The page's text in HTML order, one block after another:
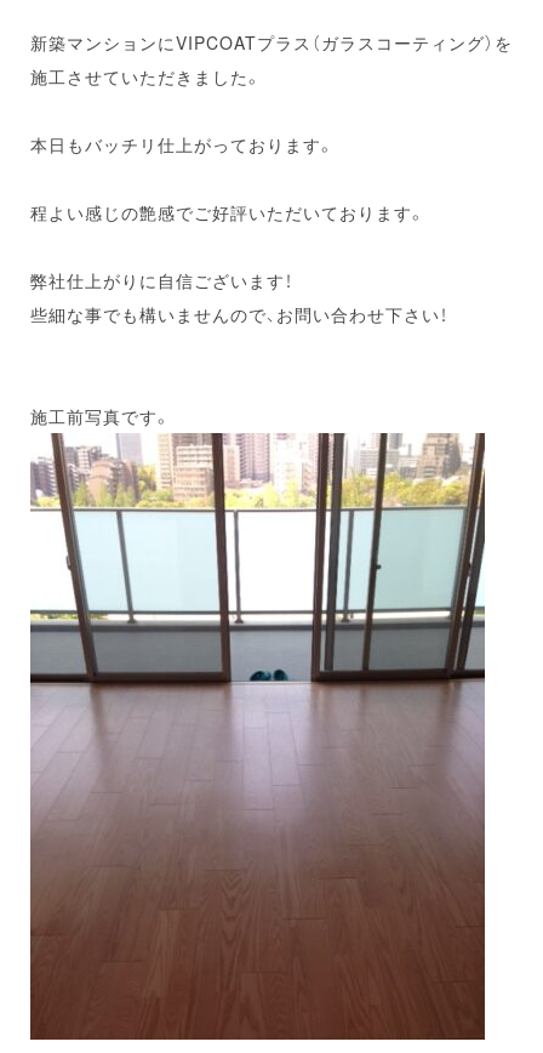
新築マンションにVIPCOATプラス（ガラスコーティング）を
施工させていただきました。
本日もバッチリ仕上がっております。
程よい感じの艶感でご好評いただいております。
弊社仕上がりに自信ございます！
些細な事でも構いませんので、お問い合わせ下さい！
施工前写真です。